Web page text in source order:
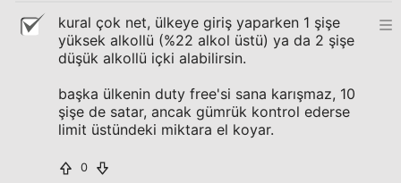
kural çok net, ülkeye giriş yaparken 1 şişe
yüksek alkollü (%22 alkol üstü) ya da 2 şişe
düşük alkollü içki alabilirsin.
başka ülkenin duty free'si sana karışmaz, 10
şişe de satar, ancak gümrük kontrol ederse
limit üstündeki miktara el koyar.
0